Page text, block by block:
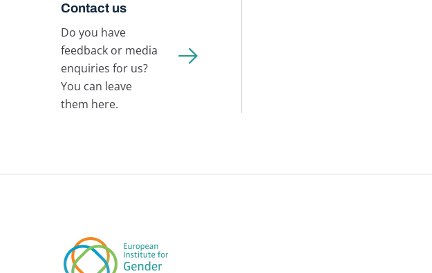
Contact us
Do you have
feedback or media
enquiries for us?
You can leave
them here.